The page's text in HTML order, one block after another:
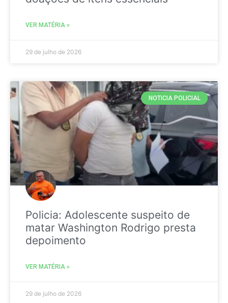
VER MATÉRIA »
29 de julho de 2026
NOTICIA POLICIAL
Policia: Adolescente suspeito de
matar Washington Rodrigo presta
depoimento
VER MATÉRIA »
29 de julho de 2026